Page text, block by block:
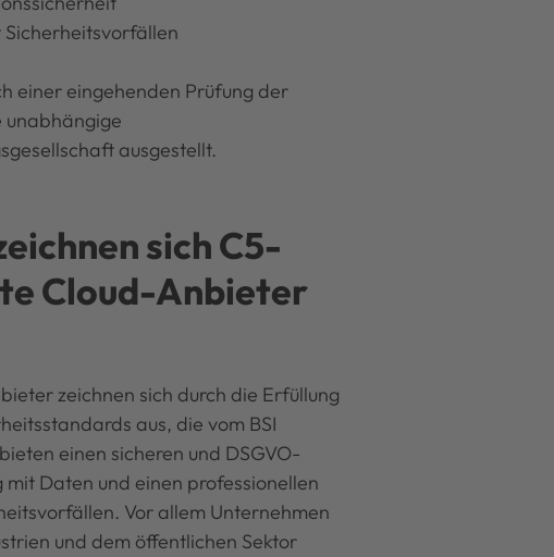
einer eingehenden Prüfung der
unabhängige
ausgestellt.
sich C5-
Cloud-Anbieter
zeichnen sich durch die Erfüllung
aus, die vom BSI
einen sicheren und DSGVO-
Daten und einen professionellen
Vor allem Unternehmen
und dem öffentlichen Sektor